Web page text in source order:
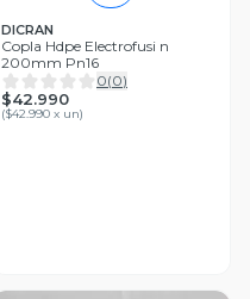
DICRAN
Copla Hdpe Electrofusi n
200mm Pn16
0(0)
$42.990
($42.990 x un)